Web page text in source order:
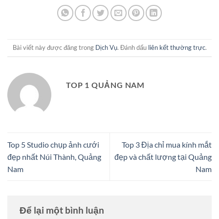
Bài viết này được đăng trong Dịch Vụ. Đánh dấu liên kết thường trực.
TOP 1 QUẢNG NAM
Top 5 Studio chụp ảnh cưới
đẹp nhất Núi Thành, Quảng
Nam
Top 3 Địa chỉ mua kính mắt
đẹp và chất lượng tại Quảng
Nam
Để lại một bình luận